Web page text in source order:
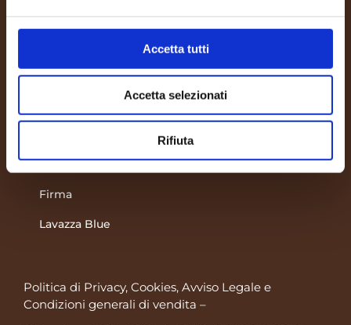
Accetta tutti
Accetta selezionati
Rifiuta
Hai un Negozio?
Contatto
Espresso Point
Firma
Lavazza Blue
Politica di Privacy, Cookies, Avviso Legale e
Condizioni generali di vendita –